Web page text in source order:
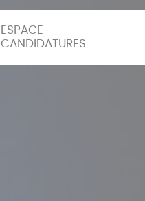
ESPACE
CANDIDATURES